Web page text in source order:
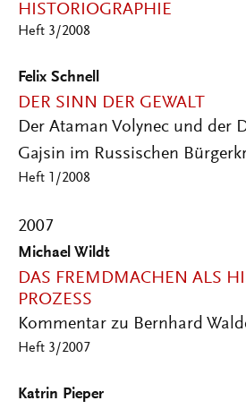
HISTORIOGRAPHIE
Heft 3/2008
Felix Schnell
DER SINN DER GEWALT
Der Ataman Volynec und der
Gajsin im Russischen
Heft 1/2008
2007
Michael Wildt
DAS FREMDMACHEN ALS
PROZESS
Kommentar zu Bernhard
Heft 3/2007
Katrin Pieper